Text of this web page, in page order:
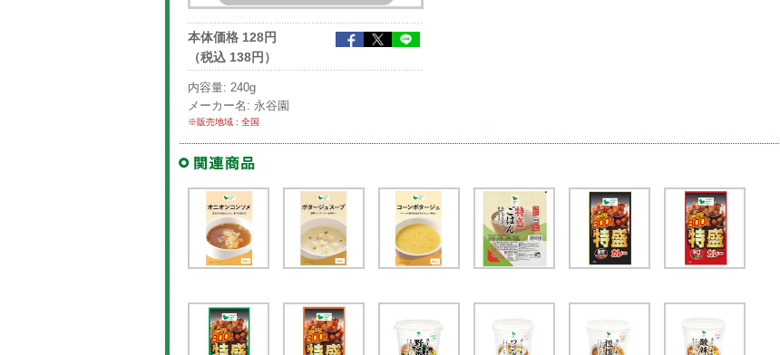
本体価格 128円
（税込 138円）
内容量: 240g
メーカー名: 永谷園
※販売地域 : 全国